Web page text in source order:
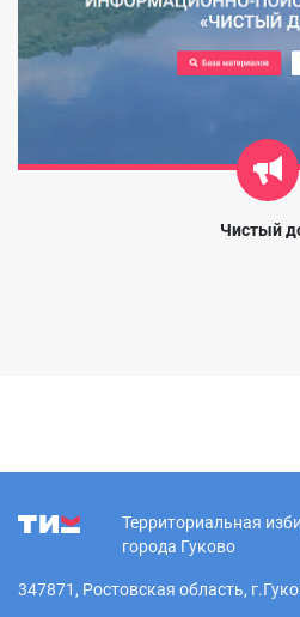
Чистый
Территориальная
города Гуково
347871, Ростовская область,